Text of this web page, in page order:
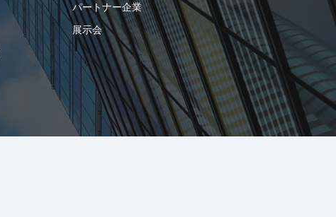
パートナー企業
展示会